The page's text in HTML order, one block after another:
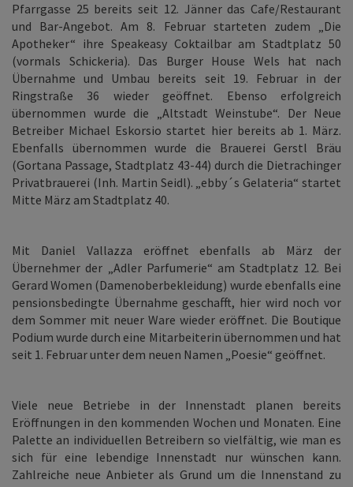
Pfarrgasse 25 bereits seit 12. Jänner das Cafe/Restaurant
und Bar-Angebot. Am 8. Februar starteten zudem „Die
Apotheker“ ihre Speakeasy Coktailbar am Stadtplatz 50
(vormals Schickeria). Das Burger House Wels hat nach
Übernahme und Umbau bereits seit 19. Februar in der
Ringstraße 36 wieder geöffnet. Ebenso erfolgreich
übernommen wurde die „Altstadt Weinstube“. Der Neue
Betreiber Michael Eskorsio startet hier bereits ab 1. März.
Ebenfalls übernommen wurde die Brauerei Gerstl Bräu
(Gortana Passage, Stadtplatz 43-44) durch die Dietrachinger
Privatbrauerei (Inh. Martin Seidl). „ebby´s Gelateria“ startet
Mitte März am Stadtplatz 40.
Mit Daniel Vallazza eröffnet ebenfalls ab März der
Übernehmer der „Adler Parfumerie“ am Stadtplatz 12. Bei
Gerard Women (Damenoberbekleidung) wurde ebenfalls eine
pensionsbedingte Übernahme geschafft, hier wird noch vor
dem Sommer mit neuer Ware wieder eröffnet. Die Boutique
Podium wurde durch eine Mitarbeiterin übernommen und hat
seit 1. Februar unter dem neuen Namen „Poesie“ geöffnet.
Viele neue Betriebe in der Innenstadt planen bereits
Eröffnungen in den kommenden Wochen und Monaten. Eine
Palette an individuellen Betreibern so vielfältig, wie man es
sich für eine lebendige Innenstadt nur wünschen kann.
Zahlreiche neue Anbieter als Grund um die Innenstand zu